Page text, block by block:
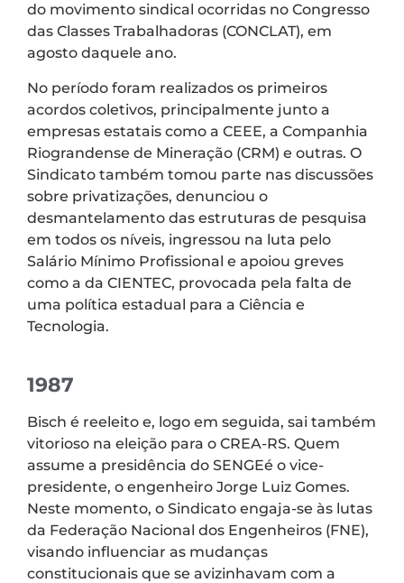
do movimento sindical ocorridas no Congresso
das Classes Trabalhadoras (CONCLAT), em
agosto daquele ano.
No período foram realizados os primeiros
acordos coletivos, principalmente junto a
empresas estatais como a CEEE, a Companhia
Riograndense de Mineração (CRM) e outras. O
Sindicato também tomou parte nas discussões
sobre privatizações, denunciou o
desmantelamento das estruturas de pesquisa
em todos os níveis, ingressou na luta pelo
Salário Mínimo Profissional e apoiou greves
como a da CIENTEC, provocada pela falta de
uma política estadual para a Ciência e
Tecnologia.
1987
Bisch é reeleito e, logo em seguida, sai também
vitorioso na eleição para o CREA-RS. Quem
assume a presidência do SENGEé o vice-
presidente, o engenheiro Jorge Luiz Gomes.
Neste momento, o Sindicato engaja-se às lutas
da Federação Nacional dos Engenheiros (FNE),
visando influenciar as mudanças
constitucionais que se avizinhavam com a